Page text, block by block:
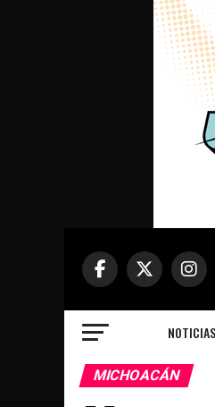
NOTICIAS
MICHOACÁN